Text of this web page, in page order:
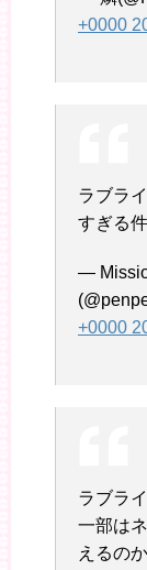
+0000
ラブラ
すぎる
—
+0000
ラブラ
一部は
えるの